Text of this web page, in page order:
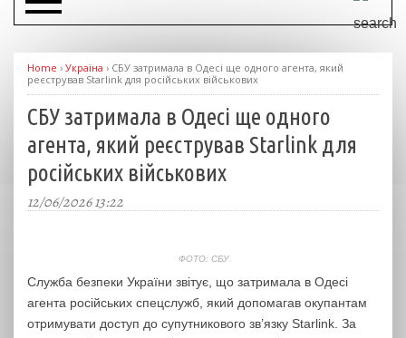
Home › Україна › СБУ затримала в Одесі ще одного агента, який
реєстрував Starlink для російських військових
СБУ затримала в Одесі ще одного
агента, який реєстрував Starlink для
російських військових
12/06/2026 13:22
ФОТО: СБУ
Служба безпеки України звітує, що затримала в Одесі
агента російських спецслужб, який допомагав окупантам
отримувати доступ до супутникового зв’язку Starlink. За